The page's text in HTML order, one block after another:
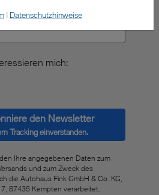
mich:
den Newsletter
Tracking einverstanden.
Ihre angegebenen Daten zum
und zum Zweck des
die Autohaus Fink GmbH & Co. KG,
87435 Kempten verarbeitet.
| Datenschutzhinweise